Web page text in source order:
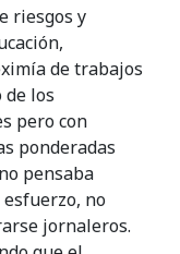
riesgos y
de trabajos
de los
pero con
ponderadas
pensaba
no
jornaleros.